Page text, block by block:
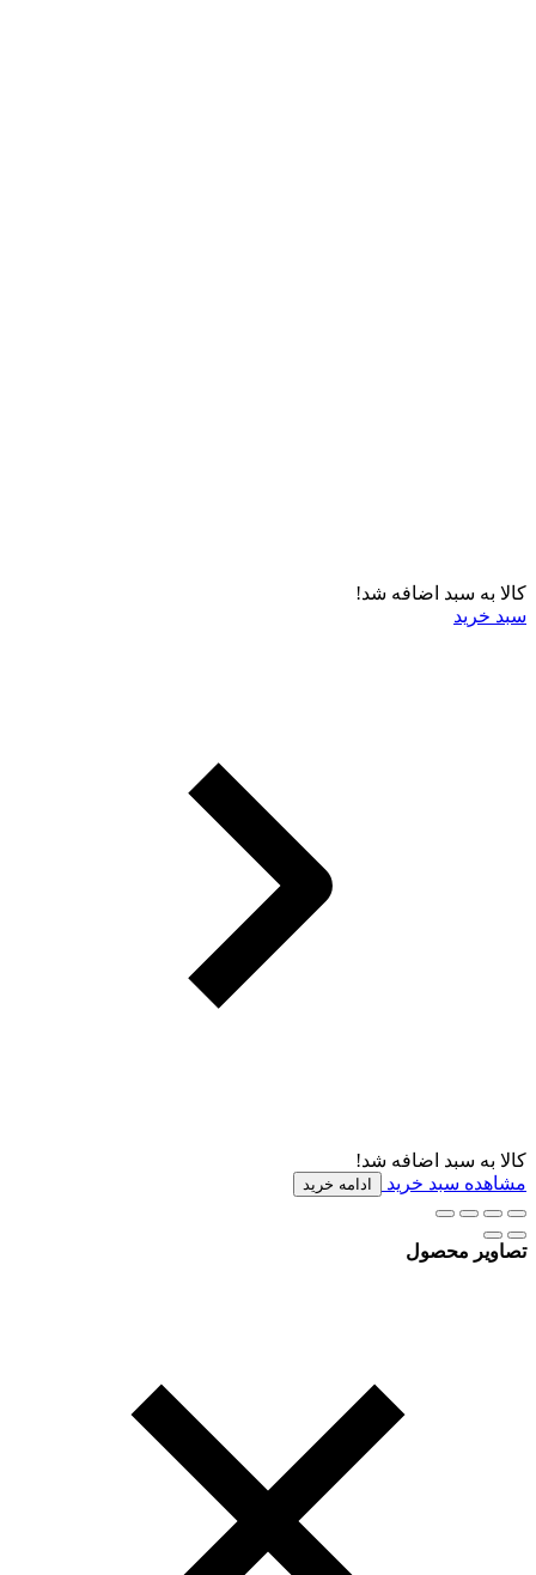
کالا به سبد اضافه شد!
سبد خرید
کالا به سبد اضافه شد!
مشاهده سبد خرید
ادامه خرید
تصاویر محصول